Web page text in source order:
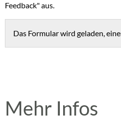
Feedback" aus.
Das Formular wird geladen,
Mehr Infos